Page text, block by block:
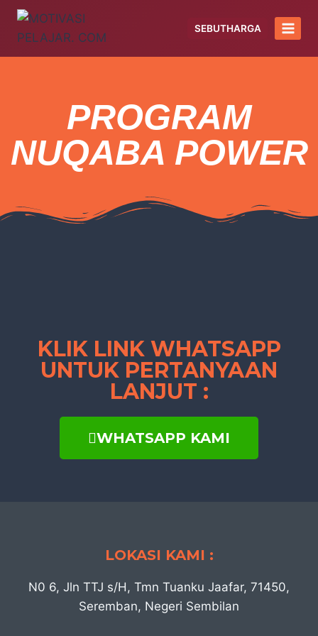
SEBUTHARGA
PROGRAM
NUQABA POWER
KLIK LINK WHATSAPP
UNTUK PERTANYAAN
LANJUT :
WHATSAPP KAMI
LOKASI KAMI :
N0 6, Jln TTJ s/H, Tmn Tuanku Jaafar, 71450,
Seremban, Negeri Sembilan